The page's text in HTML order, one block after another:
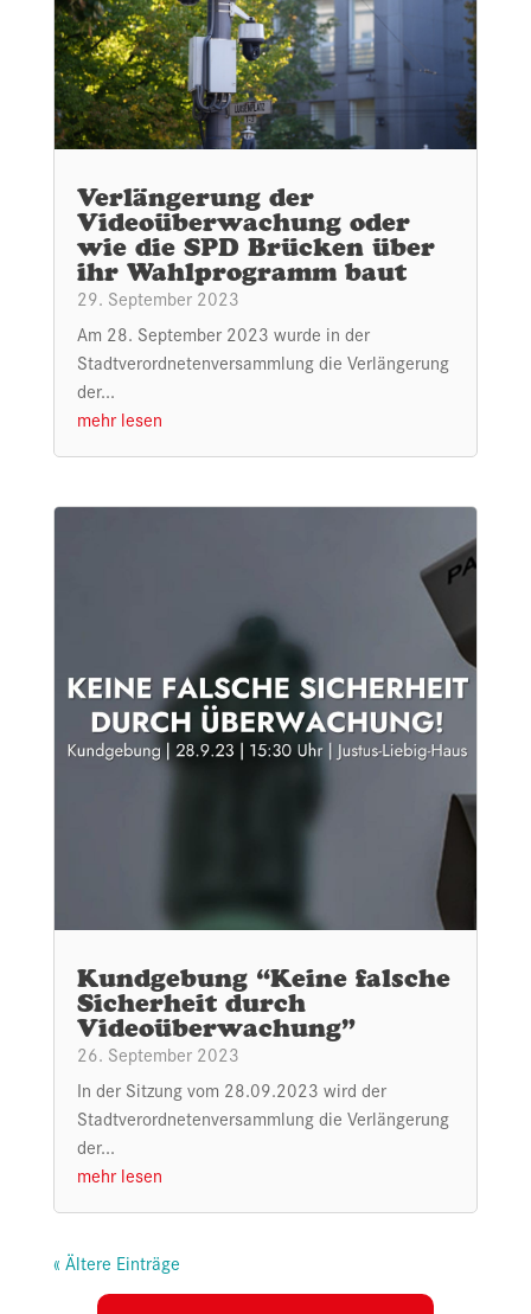
Verlängerung der
Videoüberwachung oder
wie die SPD Brücken über
ihr Wahlprogramm baut
29. September 2023
Am 28. September 2023 wurde in der
Stadtverordnetenversammlung die Verlängerung
der...
mehr lesen
Kundgebung “Keine falsche
Sicherheit durch
Videoüberwachung”
26. September 2023
In der Sitzung vom 28.09.2023 wird der
Stadtverordnetenversammlung die Verlängerung
der...
mehr lesen
« Ältere Einträge